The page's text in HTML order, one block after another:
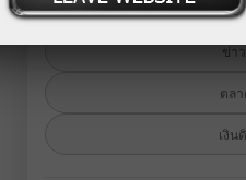
ข่า
ตล
เงิน